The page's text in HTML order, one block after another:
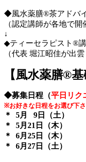
◆風水薬膳®茶アドバ
（認定講師が各地で開
↓
◆ティーセラピスト®
（代表 堀江昭佳が出
【風水薬膳®︎基
◆募集日程（平日リク
※お好きな日程をお選び下
＊ 5月 9日（土）
＊ 5月21日（木）
＊ 6月25日（木）
＊ 6月27日（土）